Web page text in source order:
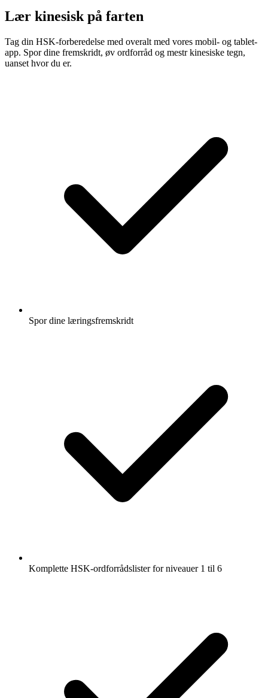
Lær kinesisk på farten
Tag din HSK-forberedelse med overalt med vores mobil- og tablet-
app. Spor dine fremskridt, øv ordforråd og mestr kinesiske tegn,
uanset hvor du er.
Spor dine læringsfremskridt
Komplette HSK-ordforrådslister for niveauer 1 til 6